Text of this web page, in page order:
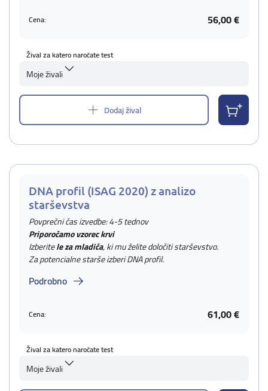
Cena: 56,00 €
Žival za katero naročate test
Moje živali
Dodaj žival
DNA profil (ISAG 2020) z analizo
starševstva
Povprečni čas izvedbe: 4-5 tednov
Priporočamo vzorec krvi
Izberitele za mladiča, ki mu želite določiti starševstvo.
Za potencialne starše izberi DNA profil.
Podrobno
Cena: 61,00 €
Žival za katero naročate test
Moje živali